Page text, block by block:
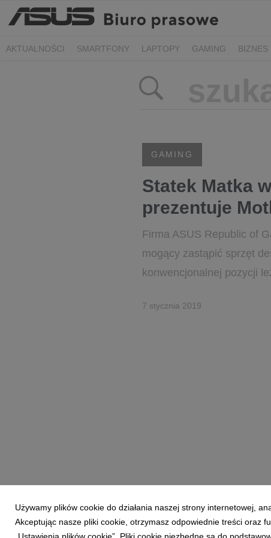
AKTUALNOŚCI SMARTFONY LAPTOPY GAMING BIZNES
GAMING
Statek Matka
prezentuje
Firma ASUS Republic of
mogący zastąpić sprzęt
konwencjonalnej pozycji
7 stycznia 2019
Używamy plików cookie do działania naszej strony internetowej,
Akceptując nasze pliki cookie, otrzymasz odpowiednie treści oraz